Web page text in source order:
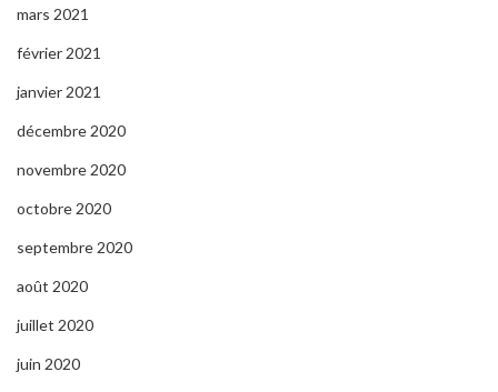
mars 2021
février 2021
janvier 2021
décembre 2020
novembre 2020
octobre 2020
septembre 2020
août 2020
juillet 2020
juin 2020